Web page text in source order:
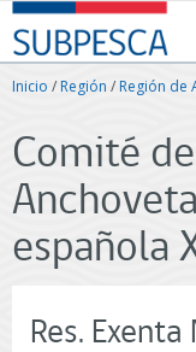
Contenido
principal
SUBPESCA
-
Subsecretaría
Acuicultura
-
de
Chile
Inicio /Región /Región de
Comité
española
Res.